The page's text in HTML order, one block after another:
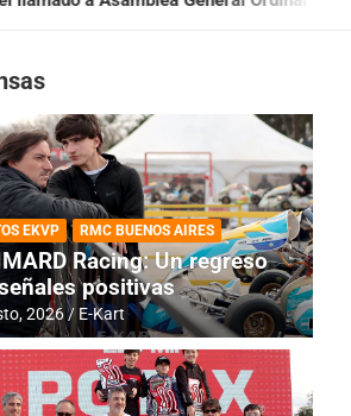
EKVP RMC BUENOS AIRES
Racing: Un regreso
positivas
2026 E-Kart